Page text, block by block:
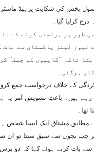
کرلیا گیا۔
طور پر ہراساں کرنے کے
نیوز لینز پاکستان سے
تاکہ ’’کاپیوں کو
ہوگئی۔
کے خلاف درخواست جمع
تھا۔
مطابق مشتاق ایک ایسا شخص
جب بچوں سے سبق سنتا تو ان
سے بات کرتے ہوئے کہا کہ دو